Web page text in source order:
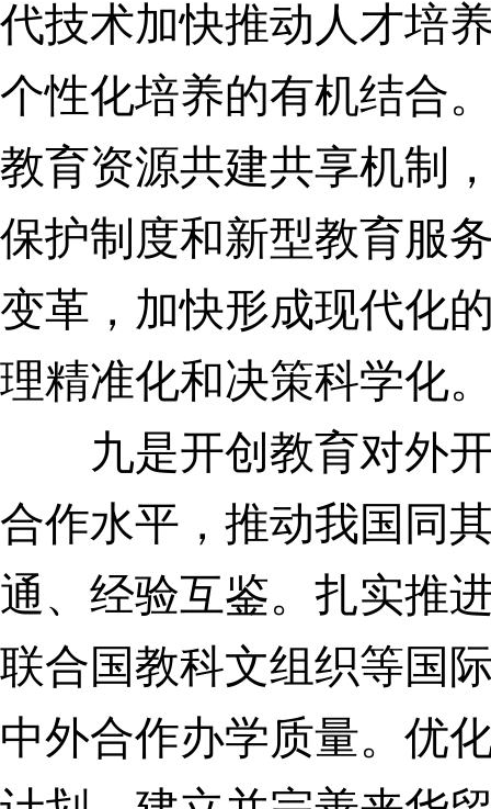
代技术加快推动人才培
个性化培养的有机结合
教育资源共建共享机制
保护制度和新型教育服
变革，加快形成现代化
理精准化和决策科学化
九是开创教育对外开
合作水平，推动我国同
通、经验互鉴。 扎实推
联合国教科文组织等国
中外合作办学质量。 优